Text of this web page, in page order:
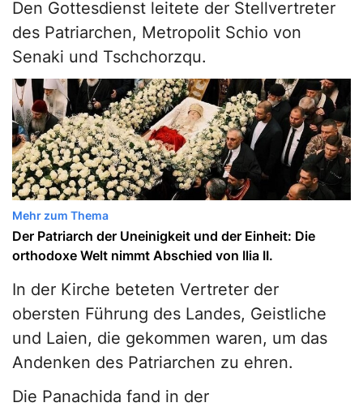
Den Gottesdienst leitete der Stellvertreter
des Patriarchen, Metropolit Schio von
Senaki und Tschchorzqu.
Mehr zum Thema
Der Patriarch der Uneinigkeit und der Einheit: Die
orthodoxe Welt nimmt Abschied von Ilia II.
In der Kirche beteten Vertreter der
obersten Führung des Landes, Geistliche
und Laien, die gekommen waren, um das
Andenken des Patriarchen zu ehren.
Die Panachida fand in der